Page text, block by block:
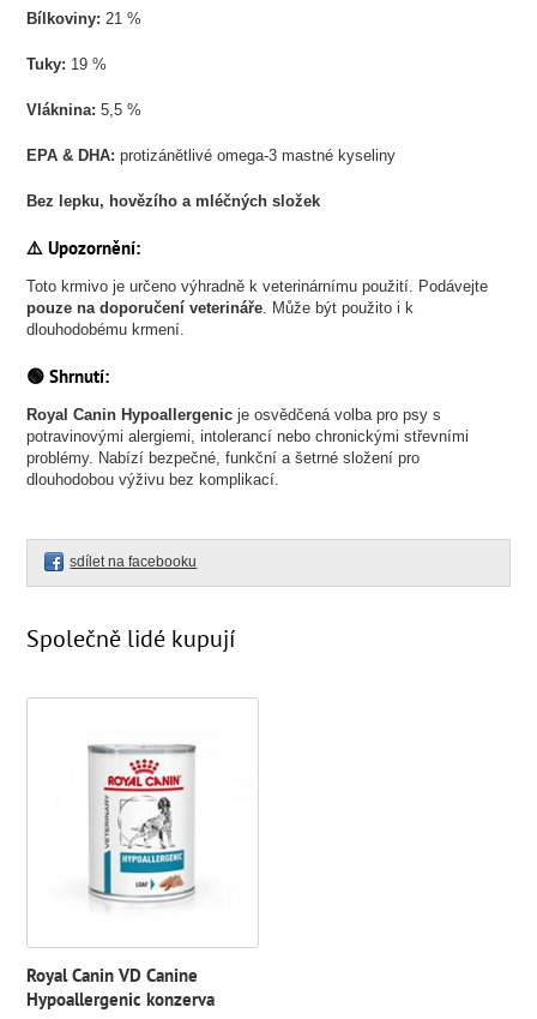
Bílkoviny: 21 %
Tuky: 19 %
Vláknina: 5,5 %
EPA & DHA: protizánětlivé omega-3 mastné kyseliny
Bez lepku, hovězího a mléčných složek
⚠️Upozornění:
Toto krmivo je určeno výhradně k veterinárnímu použití. Podávejte
pouze na doporučení veterináře. Může být použito i k
dlouhodobému krmení.
🟢Shrnutí:
Royal Canin Hypoallergenic je osvědčená volba pro psy s
potravinovými alergiemi, intolerancí nebo chronickými střevními
problémy. Nabízí bezpečné, funkční a šetrné složení pro
dlouhodobou výživu bez komplikací.
sdílet na facebooku
Společně lidé kupují
Royal Canin VD Canine
Hypoallergenic konzerva